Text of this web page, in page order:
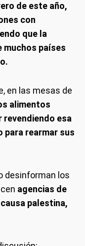
de este año,
con
que la
muchos países
en las mesas de
alimentos
revendiendo esa
para rearmar sus
desinforman los
agencias de
palestina,